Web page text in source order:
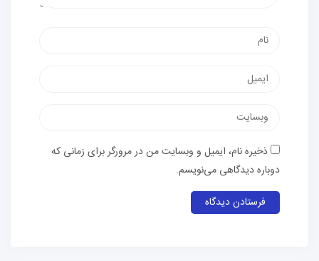
پست
وب‌سایت
ذخیره نام، ایمیل و وبسایت من در مرورگر برای زمانی که
دوباره دیدگاهی می‌نویسم.